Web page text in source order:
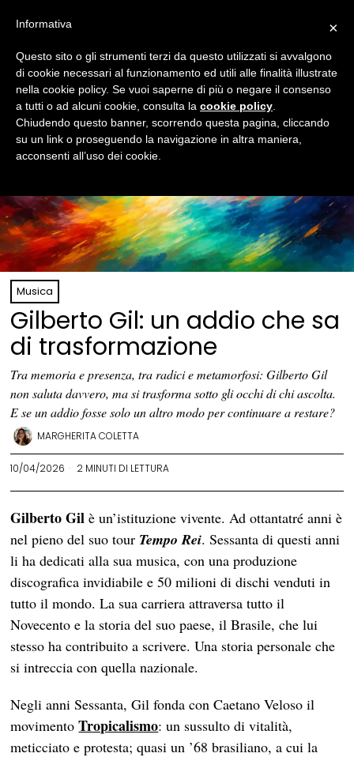
Musica
Gilberto Gil: un addio che sa
di trasformazione
Tra memoria e presenza, tra radici e metamorfosi: Gilberto Gil
non saluta davvero, ma si trasforma sotto gli occhi di chi ascolta.
E se un addio fosse solo un altro modo per continuare a restare?
MARGHERITA COLETTA
10/04/2026 2 MINUTI DI LETTURA
Gilberto Gil è un’istituzione vivente. Ad ottantatré anni è
nel pieno del suo tour Tempo Rei. Sessanta di questi anni
li ha dedicati alla sua musica, con una produzione
discografica invidiabile e 50 milioni di dischi venduti in
tutto il mondo. La sua carriera attraversa tutto il
Novecento e la storia del suo paese, il Brasile, che lui
stesso ha contribuito a scrivere. Una storia personale che
si intreccia con quella nazionale.
Negli anni Sessanta, Gil fonda con Caetano Veloso il
movimentoTropicalismo: un sussulto di vitalità,
meticciato e protesta; quasi un ’68 brasiliano, a cui la
×
Informativa
Questo sito o gli strumenti terzi da questo utilizzati si avvalgono
di cookie necessari al funzionamento ed utili alle finalità illustrate
nella cookie policy. Se vuoi saperne di più o negare il consenso
a tutti o ad alcuni cookie, consulta la cookie policy
Chiudendo questo banner, scorrendo questa pagina, cliccando
su un link o proseguendo la navigazione in altra maniera,
acconsenti all’uso dei cookie.